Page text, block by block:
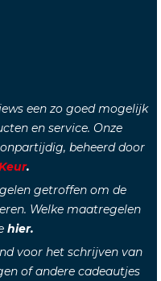
een zo goed mogelijk
en service. Onze
beheerd door
.
getroffen om de
Welke maatregelen
hier.
voor het schrijven van
of andere cadeautjes